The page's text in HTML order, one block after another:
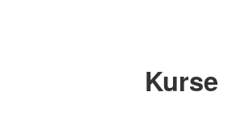
Kurse